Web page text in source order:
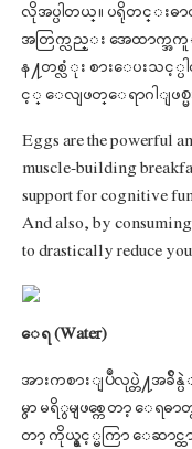
လိုအပ္ပါတယ္။ ပရိုတင္းဓ
အတြက္လည္း အေထာက္
န႔တစ္လံုး စားေပးသင့္
င့္ ေလျဖတ္ေရာဂါျဖစ္
Eggs are the powerful
muscle-building
support for cognitive
And also, by
to drastically reduce
ေရ (Water)
အားကစားျပဳလုပ္တဲ႔အခ်ိန္
မွာ မရိွမျဖစ္ကေတာ့ ေရ
တာ့ ကိုယ္နွင့္မကြာ ေဆာင္ထ